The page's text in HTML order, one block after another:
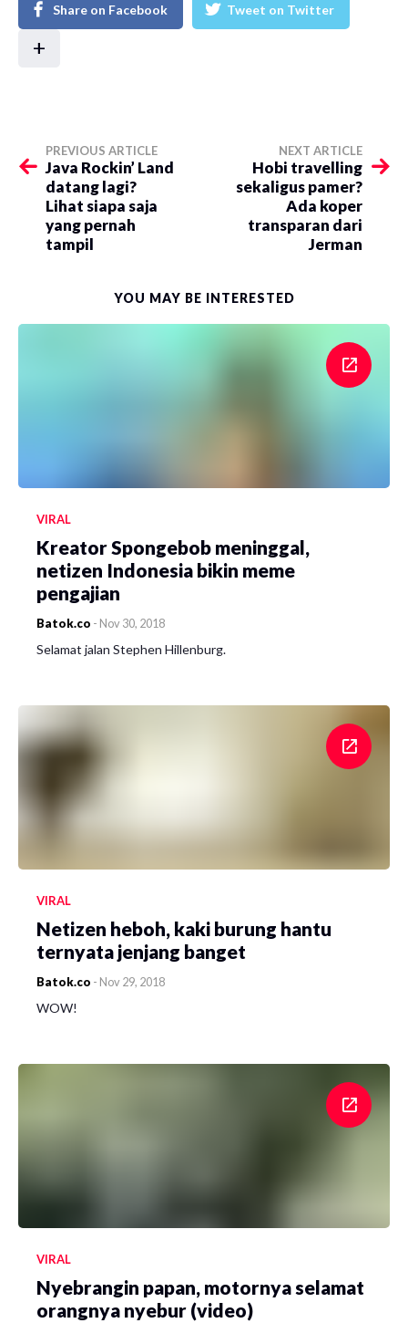
Share on Facebook Tweet on Twitter
+
PREVIOUS ARTICLE
Java Rockin’ Land
datang lagi?
Lihat siapa saja
yang pernah
tampil
NEXT ARTICLE
Hobi travelling
sekaligus pamer?
Ada koper
transparan dari
Jerman
YOU MAY BE INTERESTED
VIRAL
Kreator Spongebob meninggal,
netizen Indonesia bikin meme
pengajian
Batok.co - Nov 30, 2018
Selamat jalan Stephen Hillenburg.
VIRAL
Netizen heboh, kaki burung hantu
ternyata jenjang banget
Batok.co - Nov 29, 2018
WOW!
VIRAL
Nyebrangin papan, motornya selamat
orangnya nyebur (video)